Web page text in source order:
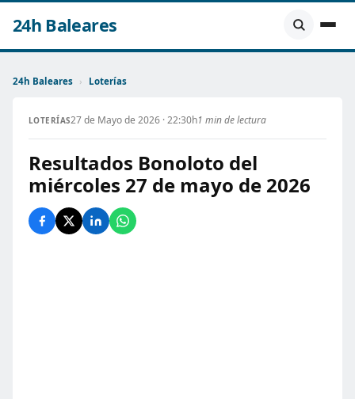
24h Baleares
24h Baleares › Loterías
LOTERÍAS27 de Mayo de 2026 · 22:30h1 min de lectura
Resultados Bonoloto del
miércoles 27 de mayo de 2026